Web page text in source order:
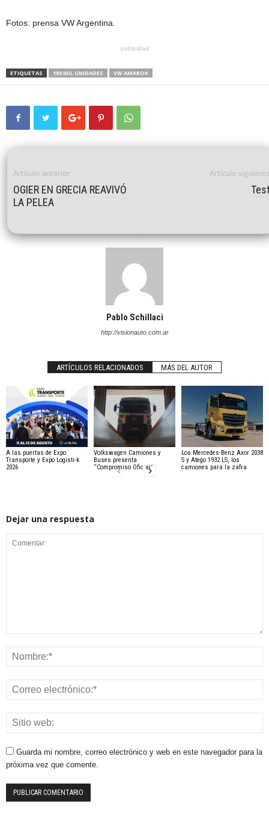
Fotos: prensa VW Argentina.
publicidad
ETIQUETAS 180 MIL UNIDADES VW AMAROK
Artículo anterior
OGIER EN GRECIA REAVIVÓ
LA PELEA
Artículo
Pablo Schillaci
http://visionauto.com.ar
ARTÍCULOS RELACIONADOS MÁS DEL AUTOR
A las puertas de Expo
Transporte y Expo Logisti-k
2026
Volkswagen Camiones y
Buses presenta
“Compromiso Oficial”
Los Mercedes-Benz Axor 2038
S y Atego 1932 LS, los
camiones para la zafra
Dejar una respuesta
Guarda mi nombre, correo electrónico y web en este navegador para la
próxima vez que comente.